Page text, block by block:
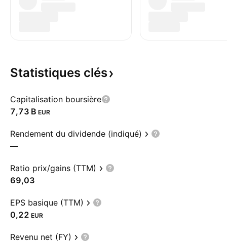
Statistiques clés
Capitalisation boursière
‪7,73 B‬ EUR
Rendement du dividende (indiqué)
—
Ratio prix/gains (TTM)
69,03
EPS basique (TTM)
0,22 EUR
Revenu net (FY)